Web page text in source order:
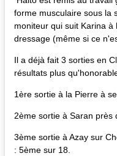
forme musculaire sous la
moniteur qui suit Karina
dressage (même si ce
Il a déjà fait 3 sorties en
résultats plus
1ère sortie à la Pierre à
2ème sortie à Saran près
3ème sortie à Azay sur
: 5ème sur 18.